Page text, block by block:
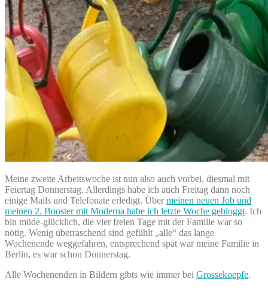
Meine zweite Arbeitswoche ist nun also auch vorbei, diesmal mit
Feiertag Donnerstag. Allerdings habe ich auch Freitag dann noch
einige Mails und Telefonate erledigt. Übermeinen neuen Job und
meinen 2. Booster mit Moderna habe ich letzte Woche gebloggt. Ich
bin müde-glücklich, die vier freien Tage mit der Familie war so
nötig. Wenig überraschend sind gefühlt „alle“ das lange
Wochenende weggefahren, entsprechend spät war meine Familie in
Berlin, es war schon Donnerstag.
Alle Wochenenden in Bildern gibts wie immer bei Grossekoepfe.